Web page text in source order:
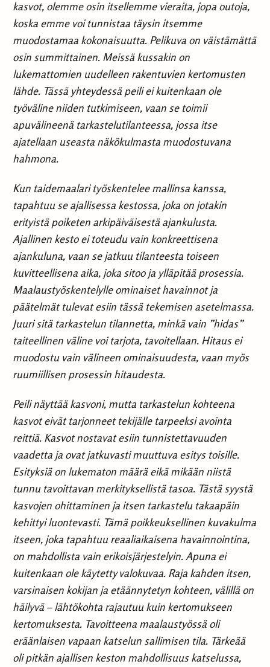
kasvot, olemme osin itsellemme vieraita, jopa outoja,
koska emme voi tunnistaa täysin itsemme
muodostamaa kokonaisuutta. Pelikuva on väistämättä
osin summittainen. Meissä kussakin on
lukemattomien uudelleen rakentuvien kertomusten
lähde. Tässä yhteydessä peili ei kuitenkaan ole
työväline niiden tutkimiseen, vaan se toimii
apuvälineenä tarkastelutilanteessa, jossa itse
ajatellaan useasta näkökulmasta muodostuvana
hahmona.
Kun taidemaalari työskentelee mallinsa kanssa,
tapahtuu se ajallisessa kestossa, joka on jotakin
erityistä poiketen arkipäiväisestä ajankulusta.
Ajallinen kesto ei toteudu vain konkreettisena
ajankuluna, vaan se jatkuu tilanteesta toiseen
kuvitteellisena aika, joka sitoo ja ylläpitää prosessia.
Maalaustyöskentelylle ominaiset havainnot ja
päätelmät tulevat esiin tässä tekemisen asetelmassa.
Juuri sitä tarkastelun tilannetta, minkä vain ”hidas”
taiteellinen väline voi tarjota, tavoitellaan. Hitaus ei
muodostu vain välineen ominaisuudesta, vaan myös
ruumiillisen prosessin hitaudesta.
Peili näyttää kasvoni, mutta tarkastelun kohteena
kasvot eivät tarjonneet tekijälle tarpeeksi avointa
reittiä. Kasvot nostavat esiin tunnistettavuuden
vaadetta ja ovat jatkuvasti muuttuva esitys toisille.
Esityksiä on lukematon määrä eikä mikään niistä
tunnu tavoittavan merkityksellistä tasoa. Tästä syystä
kasvojen ohittaminen ja itsen tarkastelu takaapäin
kehittyi luontevasti. Tämä poikkeuksellinen kuvakulma
itseen, joka tapahtuu reaaliaikaisena havainnointina,
on mahdollista vain erikoisjärjestelyin. Apuna ei
kuitenkaan ole käytetty valokuvaa. Raja kahden itsen,
varsinaisen kokijan ja etäännytetyn kohteen, välillä on
häilyvä – lähtökohta rajautuu kuin kertomukseen
kertomuksesta. Tavoitteena maalaustyössä oli
eräänlaisen vapaan katselun sallimisen tila. Tärkeää
oli pitkän ajallisen keston mahdollisuus katselussa,